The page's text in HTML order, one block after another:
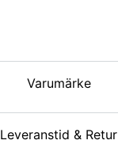
Varumärke
Leveranstid & Retur